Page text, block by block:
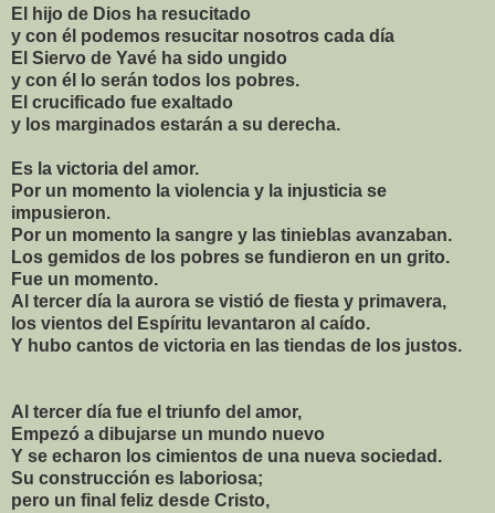
El hijo de Dios ha resucitado
y con él podemos resucitar nosotros cada día
El Siervo de Yavé ha sido ungido
y con él lo serán todos los pobres.
El crucificado fue exaltado
y los marginados estarán a su derecha.
Es la victoria del amor.
Por un momento la violencia y la injusticia se
impusieron.
Por un momento la sangre y las tinieblas avanzaban.
Los gemidos de los pobres se fundieron en un grito.
Fue un momento.
Al tercer día la aurora se vistió de fiesta y primavera,
los vientos del Espíritu levantaron al caído.
Y hubo cantos de victoria en las tiendas de los justos.
Al tercer día fue el triunfo del amor,
Empezó a dibujarse un mundo nuevo
Y se echaron los cimientos de una nueva sociedad.
Su construcción es laboriosa;
pero un final feliz desde Cristo,